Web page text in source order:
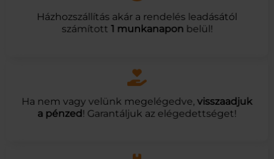
Házhozszállítás akár a rendelés leadásától
számított1 munkanaponbelül!
Ha nem vagy velünk megelégedve, visszaadjuk
a pénzed ! Garantáljuk az elégedettséget!